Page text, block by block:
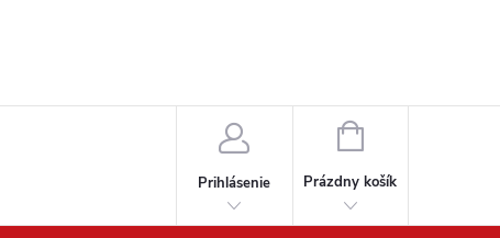
Prihlásenie
NÁKUPNÝ
Prázdny košík